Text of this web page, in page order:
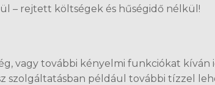
– rejtett költségek és hűségidő nélkül!
vagy további kényelmi funkciókat kíván
szolgáltatásban például további tízzel